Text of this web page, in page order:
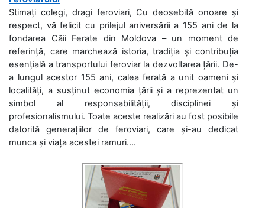
Stimați colegi, dragi feroviari, Cu deosebită onoare și
respect, vă felicit cu prilejul aniversării a 155 ani de la
fondarea Căii Ferate din Moldova – un moment de
referință, care marchează istoria, tradiția și contribuția
esențială a transportului feroviar la dezvoltarea țării. De-
a lungul acestor 155 ani, calea ferată a unit oameni și
localități, a susținut economia țării și a reprezentat un
simbol al responsabilității, disciplinei și
profesionalismului. Toate aceste realizări au fost posibile
datorită generațiilor de feroviari, care și-au dedicat
munca și viața acestei ramuri....